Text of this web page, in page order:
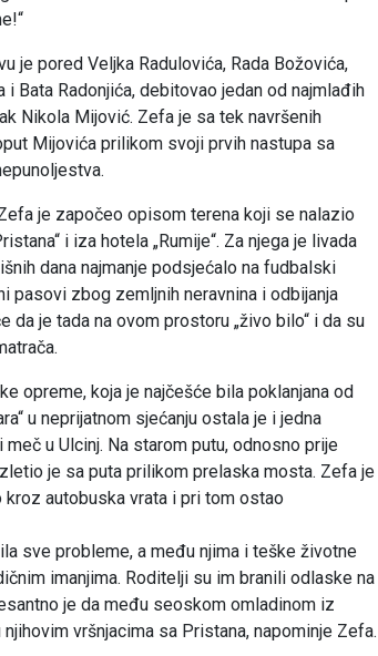
je pored Veljka Radulovića, Rada Božovića,
Bata Radonjića, debitovao jedan od najmlađih
Nikola Mijović. Zefa je sa tek navršenih
Mijovića prilikom svoji prvih nastupa sa
je započeo opisom terena koji se nalazio
i iza hotela „Rumije“. Za njega je livada
dana najmanje podsjećalo na fudbalski
pasovi zbog zemljnih neravnina i odbijanja
je tada na ovom prostoru „živo bilo“ i da su
opreme, koja je najčešće bila poklanjana od
u neprijatnom sjećanju ostala je i jedna
u Ulcinj. Na starom putu, odnosno prije
je sa puta prilikom prelaska mosta. Zefa je
autobuska vrata i pri tom ostao
sve probleme, a među njima i teške životne
imanjima. Roditelji su im branili odlaske na
je da među seoskom omladinom iz
vršnjacima sa Pristana, napominje Zefa.